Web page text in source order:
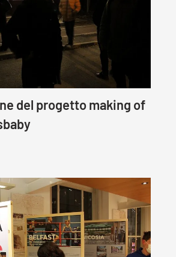
del progetto making of